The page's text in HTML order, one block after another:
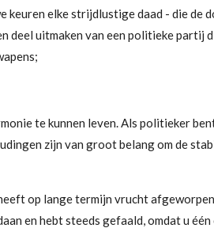
elke strijdlustige daad - die de
uitmaken van een politieke partij
te kunnen leven. Als politieker
zijn van groot belang om de
op lange termijn vrucht
en hebt steeds gefaald, omdat u